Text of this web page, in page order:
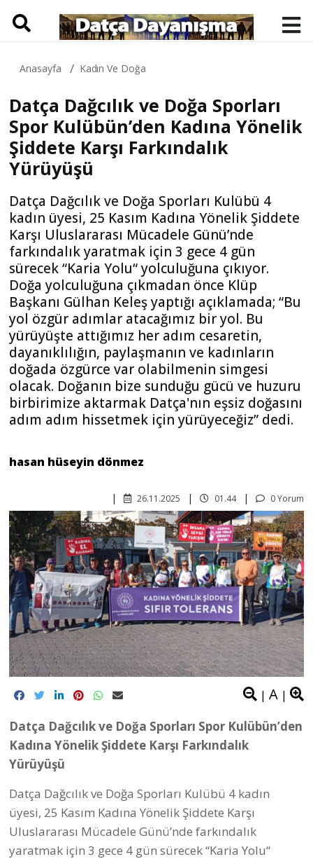
Anasayfa Kadın Ve Doğa
Datça Dağcılık ve Doğa Sporları
Spor Kulübün’den Kadına Yönelik
Şiddete Karşı Farkındalık
Yürüyüşü
Datça Dağcılık ve Doğa Sporları Kulübü 4
kadın üyesi, 25 Kasım Kadına Yönelik Şiddete
Karşı Uluslararası Mücadele Günü’nde
farkındalık yaratmak için 3 gece 4 gün
sürecek “Karia Yolu“ yolculuğuna çıkıyor.
Doğa yolculuğuna çıkmadan önce Klüp
Başkanı Gülhan Keleş yaptığı açıklamada; “Bu
yol özgür adımlar atacağımız bir yol. Bu
yürüyüşte attığımız her adım cesaretin,
dayanıklılığın, paylaşmanın ve kadınların
doğada özgürce var olabilmenin simgesi
olacak. Doğanın bize sunduğu gücü ve huzuru
birbirimize aktarmak Datça'nın eşsiz doğasını
adım adım hissetmek için yürüyeceğiz” dedi.
hasan hüseyin dönmez
0 Yorum
01.44
26.11.2025
| A |
Datça Dağcılık ve Doğa Sporları Spor Kulübün’den
Kadına Yönelik Şiddete Karşı Farkındalık
Yürüyüşü
Datça Dağcılık ve Doğa Sporları Kulübü 4 kadın
üyesi, 25 Kasım Kadına Yönelik Şiddete Karşı
Uluslararası Mücadele Günü’nde farkındalık
yaratmak için 3 gece 4 gün sürecek “Karia Yolu“